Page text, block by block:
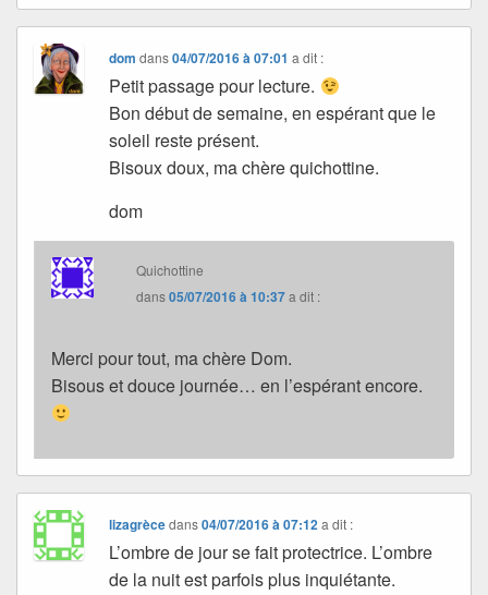
dom dans04/07/2016 à 07:01 a dit :
Petit passage pour lecture.
Bon début de semaine, en espérant que le
soleil reste présent.
Bisoux doux, ma chère quichottine.
dom
Quichottine
dans05/07/2016 à 10:37a dit :
Merci pour tout, ma chère Dom.
Bisous et douce journée… en l’espérant encore.
lizagrècedans04/07/2016 à 07:12 a dit :
L’ombre de jour se fait protectrice. L’ombre
de la nuit est parfois plus inquiétante.